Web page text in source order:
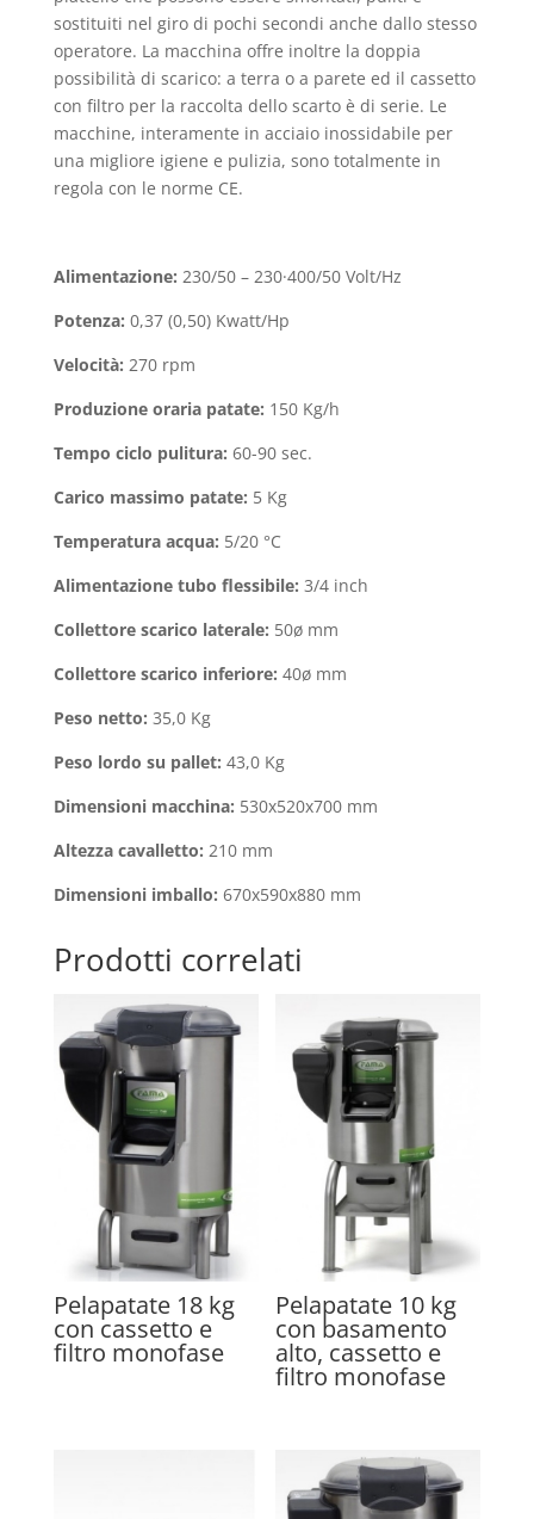
sostituiti nel giro di pochi secondi anche dallo stesso
operatore. La macchina offre inoltre la doppia
possibilità di scarico: a terra o a parete ed il cassetto
con fi­ltro per la raccolta dello scarto è di serie. Le
macchine, interamente in acciaio inossidabile per
una migliore igiene e pulizia, sono totalmente in
regola con le norme CE.
Alimentazione: 230/50 – 230·400/50 Volt/Hz
Potenza: 0,37 (0,50) Kwatt/Hp
Velocità: 270 rpm
Produzione oraria patate: 150 Kg/h
Tempo ciclo pulitura: 60-90 sec.
Carico massimo patate: 5 Kg
Temperatura acqua: 5/20 °C
Alimentazione tubo flessibile: 3/4 inch
Collettore scarico laterale: 50ø mm
Collettore scarico inferiore: 40ø mm
Peso netto: 35,0 Kg
Peso lordo su pallet: 43,0 Kg
Dimensioni macchina: 530x520x700 mm
Altezza cavalletto: 210 mm
Dimensioni imballo: 670x590x880 mm
Prodotti correlati
Pelapatate 18 kg
con cassetto e
filtro monofase
Pelapatate 10 kg
con basamento
alto, cassetto e
filtro monofase